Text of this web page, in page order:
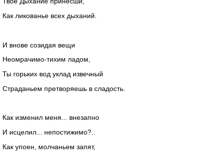
Как ликованье всех дыханий.
И внове созидая вещи
Неомрачимо-тихим ладом,
Ты горьких вод уклад извечный
Страданьем претворяешь в сладость.
Как изменил меня... внезапно
И исцелил... непостижимо?..
Как упоен, молчаньем запят,